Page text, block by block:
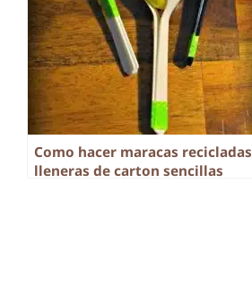
Como hacer maracas recicladas
lleneras de carton sencillas